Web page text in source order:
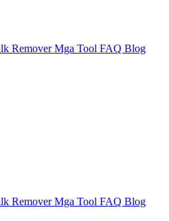
RemoverMga Tool FAQ Blog
RemoverMga Tool FAQ Blog